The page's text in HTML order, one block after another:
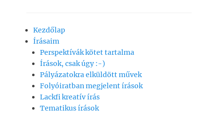
b
o
o
A
p
p
Kezdőlap
Írásaim
Perspektívák kötet tartalma
Írások, csak úgy :-)
Pályázatokra elküldött művek
Folyóiratban megjelent írások
Lackfi kreatív írás
Tematikus írások